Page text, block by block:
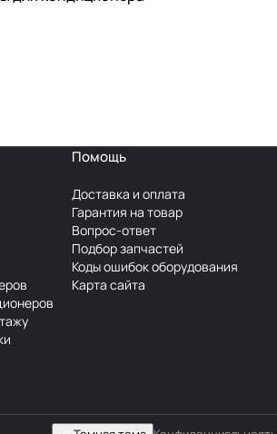
Помощь
Доставка и оплата
Гарантия на товар
Вопрос-ответ
Подбор запчастей
Коды ошибок оборудования
Карта сайта